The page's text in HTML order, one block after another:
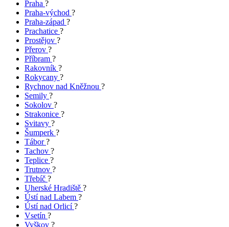
Praha ?
Praha-východ ?
Praha-západ ?
Prachatice ?
Prostějov ?
Přerov ?
Příbram ?
Rakovník ?
Rokycany ?
Rychnov nad Kněžnou ?
Semily ?
Sokolov ?
Strakonice ?
Svitavy ?
Šumperk ?
Tábor?
Tachov ?
Teplice ?
Trutnov ?
Třebíč ?
Uherské Hradiště ?
Ústí nad Labem ?
Ústí nad Orlicí?
Vsetín ?
Vyškov ?